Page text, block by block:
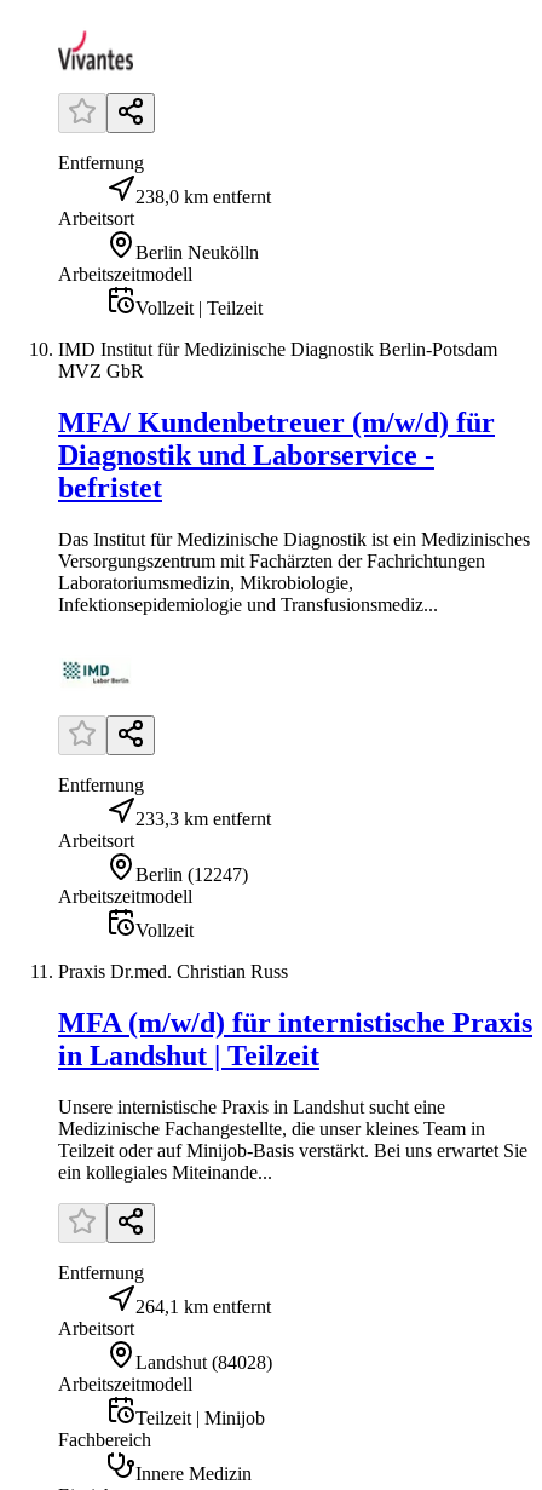
Entfernung
238,0 km entfernt
Arbeitsort
Berlin Neukölln
Arbeitszeitmodell
Vollzeit | Teilzeit
IMD Institut für Medizinische Diagnostik Berlin-Potsdam
MVZ GbR
MFA/ Kundenbetreuer (m/w/d) für
Diagnostik und Laborservice -
befristet
Das Institut für Medizinische Diagnostik ist ein Medizinisches
Versorgungszentrum mit Fachärzten der Fachrichtungen
Laboratoriumsmedizin, Mikrobiologie,
Infektionsepidemiologie und Transfusionsmediz...
Entfernung
233,3 km entfernt
Arbeitsort
Berlin (12247)
Arbeitszeitmodell
Vollzeit
Praxis Dr.med. Christian Russ
MFA (m/w/d) für internistische Praxis
in Landshut | Teilzeit
Unsere internistische Praxis in Landshut sucht eine
Medizinische Fachangestellte, die unser kleines Team in
Teilzeit oder auf Minijob-Basis verstärkt. Bei uns erwartet Sie
ein kollegiales Miteinande...
Entfernung
264,1 km entfernt
Arbeitsort
Landshut (84028)
Arbeitszeitmodell
Teilzeit | Minijob
Fachbereich
Innere Medizin